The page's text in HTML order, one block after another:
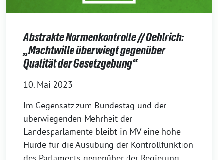
Abstrakte Normenkontrolle // Oehlrich:
„Machtwille überwiegt gegenüber
Qualität der Gesetzgebung“
10. Mai 2023
Im Gegensatz zum Bundestag und der
überwiegenden Mehrheit der
Landesparlamente bleibt in MV eine hohe
Hürde für die Ausübung der Kontrollfunktion